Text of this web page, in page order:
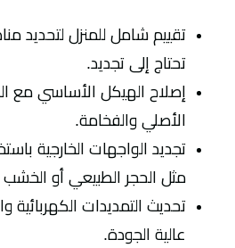
تقييم شامل للمنزل لتحديد
تحتاج إلى تجديد.
إصلاح الهيكل الأساسي مع
الأصلي والفخامة.
تجديد الواجهات الخارجية
مثل الحجر الطبيعي أو الخشب
تحديث التمديدات
عالية الجودة.